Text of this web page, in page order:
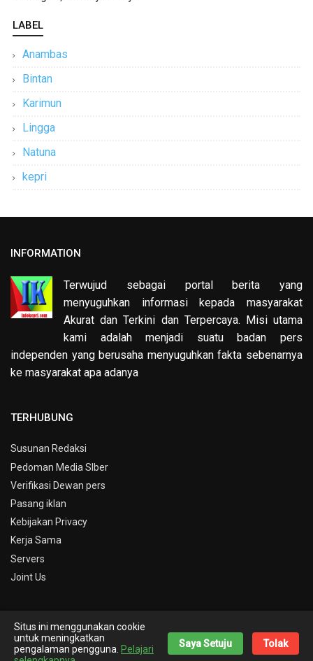
LABEL
Anambas
Bintan
Karimun
Lingga
Natuna
kepri
INFORMATION
Terwujud sebagai portal berita yang
menyuguhkan informasi kepada masyarakat
Akurat dan Terkini dan Terpercaya. Misi utama
kami adalah menjadi suatu badan pers
independen yang berusaha menyuguhkan fakta sebenarnya
ke masyarakat apa adanya
TERHUBUNG
Susunan Redaksi
Pedoman Media SIber
Verifikasi Dewan pers
Pasang iklan
Kebijakan Privacy
Kerja Sama
Servers
Joint Us
© Copyright 2019 -
Theme ByNick Desain
Situs ini menggunakan cookie
untuk meningkatkan
pengalaman pengguna. Pelajari
Saya Setuju Tolak